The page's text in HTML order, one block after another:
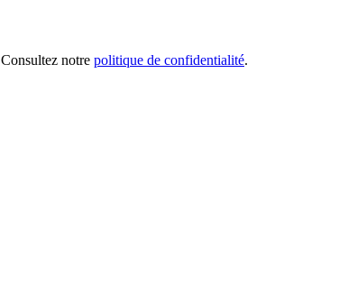
Consultez notre politique de confidentialité.